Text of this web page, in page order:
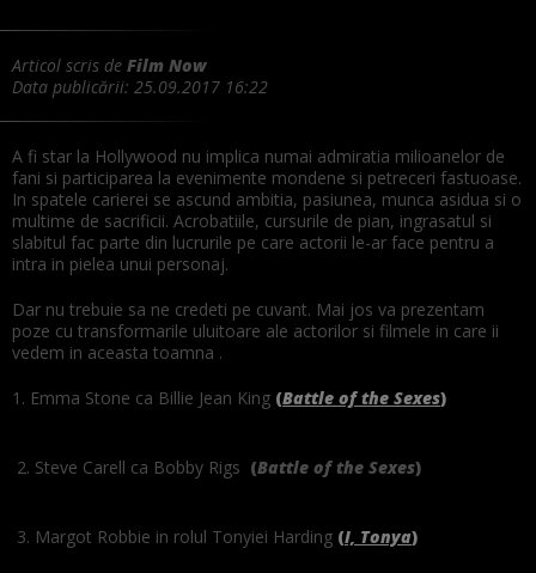
Articol scris de Film Now
Data publicării: 25.09.2017 16:22
A fi star la Hollywood nu implica numai admiratia milioanelor de
fani si participarea la evenimente mondene si petreceri fastuoase.
In spatele carierei se ascund ambitia, pasiunea, munca asidua si o
multime de sacrificii. Acrobatiile, cursurile de pian, ingrasatul si
slabitul fac parte din lucrurile pe care actorii le-ar face pentru a
intra in pielea unui personaj.
Dar nu trebuie sa ne credeti pe cuvant. Mai jos va prezentam
poze cu transformarile uluitoare ale actorilor si filmele in care ii
vedem in aceasta toamna .
1. Emma Stone ca Billie Jean King (Battle of the Sexes)
2. Steve Carell ca Bobby Rigs (Battle of the Sexes)
3. Margot Robbie in rolul Tonyiei Harding (I, Tonya)